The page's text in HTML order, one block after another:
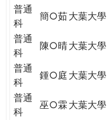
普通
科
簡○茹大葉大學
普通
科
陳○晴大葉大學
普通
科
鍾○庭 大葉大學
普通
科
巫○霖 大葉大學